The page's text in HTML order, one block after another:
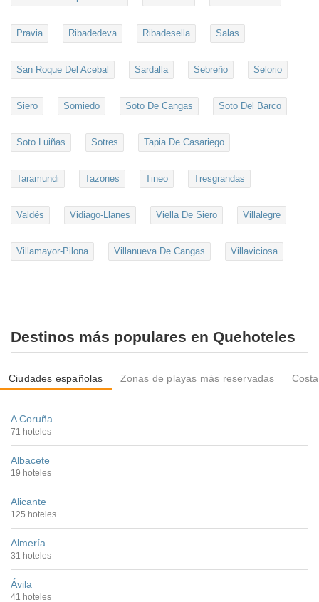
Pravia Ribadedeva Ribadesella Salas
San Roque Del Acebal Sardalla Sebreño Selorio
Siero Somiedo Soto De Cangas Soto Del Barco
Soto Luiñas Sotres Tapia De Casariego
Taramundi Tazones Tineo Tresgrandas
Valdés Vidiago-Llanes Viella De Siero Villalegre
Villamayor-Pilona Villanueva De Cangas Villaviciosa
Destinos más populares en Quehoteles
Ciudades españolas Zonas de playas más reservadas
A Coruña
71 hoteles
Albacete
19 hoteles
Alicante
125 hoteles
Almería
31 hoteles
Ávila
41 hoteles